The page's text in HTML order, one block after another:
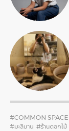
#COMMON SPACE
#มะลิบาน #ร้านดอกไม้